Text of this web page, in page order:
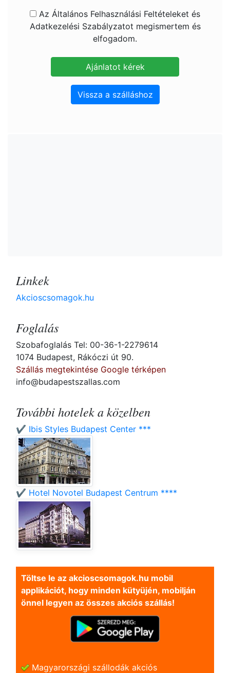
Az Általános Felhasználási Feltételeket és
Adatkezelési Szabályzatot megismertem és
elfogadom.
Vissza a szálláshoz
Linkek
Akcioscsomagok.hu
Foglalás
Szobafoglalás Tel: 00-36-1-2279614
1074 Budapest, Rákóczi út 90.
Szállás megtekintése Google térképen
info@budapestszallas.com
További hotelek a közelben
✔️ Ibis Styles Budapest Center ***
✔️ Hotel Novotel Budapest Centrum ****
Töltse le az akcioscsomagok.hu mobil
applikációt, hogy minden kütyüjén, mobilján
önnel legyen az összes akciós szállás!
Magyarországi szállodák akciós